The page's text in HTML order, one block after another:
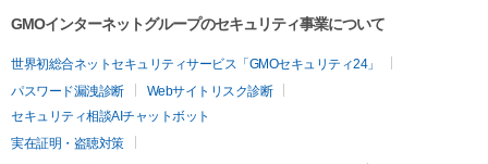
GMOインターネットグループのセキュリティ事業について
世界初総合ネットセキュリティサービス「GMOセキュリティ24」
パスワード漏洩診断
Webサイトリスク診断
セキュリティ相談AIチャットボット
実在証明・盗聴対策